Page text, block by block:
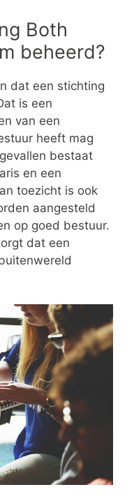
Both
beheerd?
dat een stichting
is een
van een
heeft mag
bestaat
en een
toezicht is ook
aangesteld
op goed bestuur.
dat een